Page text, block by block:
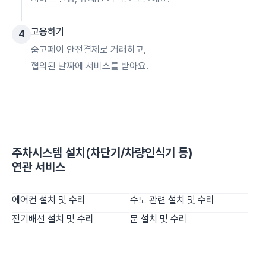
4 고용하기
숨고페이 안전결제로 거래하고,
협의된 날짜에 서비스를 받아요.
주차시스템 설치(차단기/차량인식기 등)
연관 서비스
에어컨 설치 및 수리
수도 관련 설치 및 수리
전기배선 설치 및 수리
문 설치 및 수리